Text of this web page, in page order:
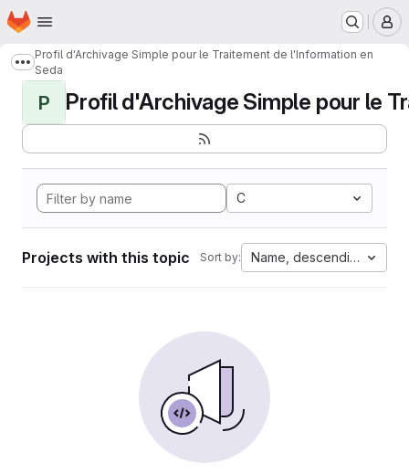
Skip to main content
Homepage
Show more breadcrumbs
Profil d'Archivage Simple pour le Traitement de l'Information en
Seda
P Profil d'Archivage Simple pour le
C
Projects with this topic Sort by: Name, descending